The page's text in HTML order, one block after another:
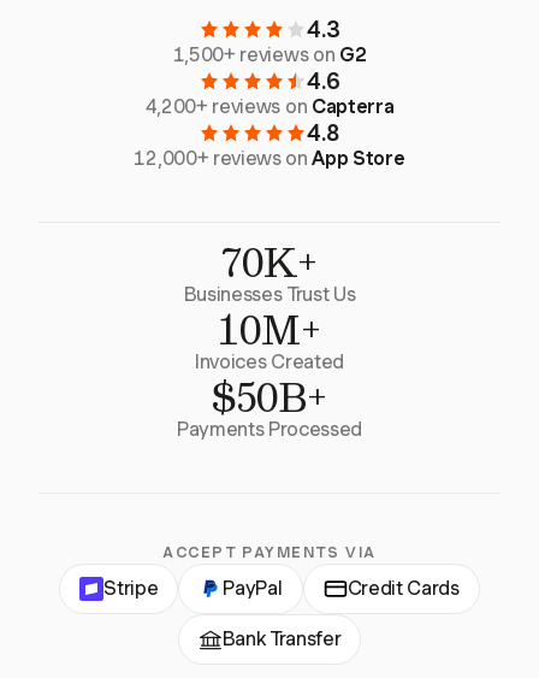
4.3
1,500+ reviews on G2
4.6
4,200+ reviews on Capterra
4.8
12,000+ reviews onApp Store
70K+
Businesses Trust Us
10M+
Invoices Created
$50B+
Payments Processed
ACCEPT PAYMENTS VIA
Stripe PayPal Credit Cards
Bank Transfer